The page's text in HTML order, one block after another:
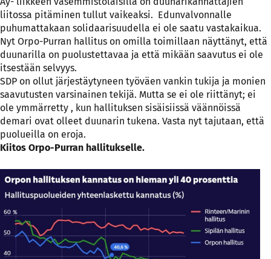
liitossa pitäminen tullut vaikeaksi. Edunvalvonnalle
puhumattakaan solidaarisuudella ei ole saatu vastakaikua.
Nyt Orpo-Purran hallitus on omilla toimillaan näyttänyt, että
duunarilla on puolustettavaa ja että mikään saavutus ei ole
itsestään selvyys.
SDP on ollut järjestäytyneen työväen vankin tukija ja monien
saavutusten varsinainen tekijä. Mutta se ei ole riittänyt; ei
ole ymmärretty , kun hallituksen sisäisiissä väännöissä
demari ovat olleet duunarin tukena. Vasta nyt tajutaan, että
puolueilla on eroja.
Kiitos Orpo-Purran hallitukselle.